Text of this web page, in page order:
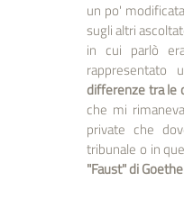
un po'
sugli altri
in cui parlò
rappresentato
differenze tra le
che mi
private che
tribunale o in
"Faust" di